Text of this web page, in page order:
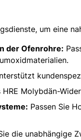
um eine
der Ofenrohre:
HRE Molybdän-
Passen Sie
die unabhängige
MoSi2-Element
Ofenkammer
Niedervakuum oder
Glühen,